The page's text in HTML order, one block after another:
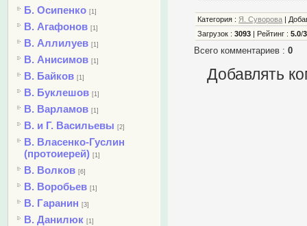
Б. Осипенко [1]
В. Агафонов [1]
В. Аллилуев [1]
В. Анисимов [1]
В. Байков [1]
В. Буклешов [1]
В. Варламов [1]
В. и Г. Васильевы [2]
В. Власенко-Гуслин
(протоиерей) [1]
В. Волков [6]
В. Воробьев [1]
В. Гаранин [3]
В. Данилюк [1]
Категория : Я. Суворова
Загрузок :3093 Рейтинг :5.0/3
Всего комментариев :0
Добавлять